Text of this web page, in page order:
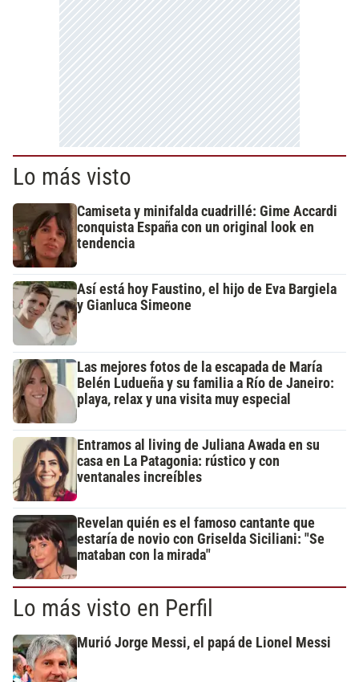
Lo más visto
Camiseta y minifalda cuadrillé: Gime Accardi
conquista España con un original look en
tendencia
Así está hoy Faustino, el hijo de Eva Bargiela
y Gianluca Simeone
Las mejores fotos de la escapada de María
Belén Ludueña y su familia a Río de Janeiro:
playa, relax y una visita muy especial
Entramos al living de Juliana Awada en su
casa en La Patagonia: rústico y con
ventanales increíbles
Revelan quién es el famoso cantante que
estaría de novio con Griselda Siciliani: "Se
mataban con la mirada"
Lo más visto en Perfil
Murió Jorge Messi, el papá de Lionel Messi